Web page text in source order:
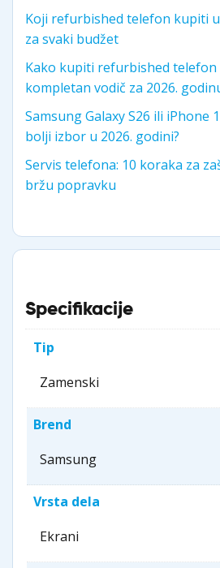
Koji refurbished telefon kupiti u
za svaki budžet
Kako kupiti refurbished
kompletan vodič za 2026.
Samsung Galaxy S26 ili iPhone
bolji izbor u 2026. godini?
Servis telefona: 10 koraka za
bržu popravku
Specifikacije
Tip
Zamenski
Brend
Samsung
Vrsta dela
Ekrani